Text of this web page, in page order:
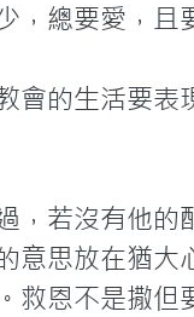
，總要愛，且
會的生活要表
，若沒有他
意思放在猶
救恩不是撒